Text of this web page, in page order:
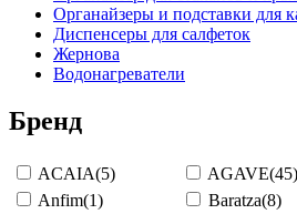
Органайзеры и подставки для
Диспенсеры для салфеток
Жернова
Водонагреватели
Бренд
ACAIA(5) AGAVE(45)
Anfim(1) Baratza(8)